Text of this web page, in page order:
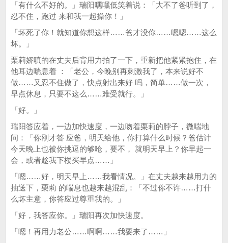
「有什么不好的。」瑞阳嘿嘿低笑着说：「大不了爸听到了，
忍不住，跑过 来和我一起操你！」
「坏死了你！就知道你想这样……爸才没你……嗯嗯……这么
坏。」
栗莉娇嗔的在丈夫后背用力拍了一下，重新把他紧紧抱住，在
他耳边喘息着 ：「老公，今晚别再刺激我了，本来说好不
做……又忍不住做了，快点射出来好 吗，简单……做一次，
早点休息，只要不这么……难受就行。」
「好。」
瑞阳答应着，一边加快速度，一边吻着栗莉的脖子，微喘地
问：「你刚才答 应爸，明天给他，你打算什么时候？爸估计
今天晚上也被你挑逗的够呛，要不， 就明天早上？你早起一
会，或者趁我下楼买早点……」
「嗯……好，明天早上……我看情况。」在丈夫越来越用力的
抽送下，栗莉 的喘息也越来越混乱：「不过你不许……打什
么坏主意，你答应过尊重我的。」
「好，我答应你。」瑞阳再次加快速度。
「嗯！再用力老公……啊啊……我要来了……」